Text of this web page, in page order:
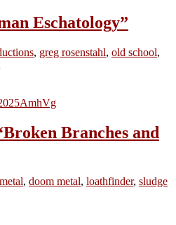
Eschatology”
, greg rosenstahl, old school,
AmhVg
Branches and
, doom metal, loathfinder, sludge